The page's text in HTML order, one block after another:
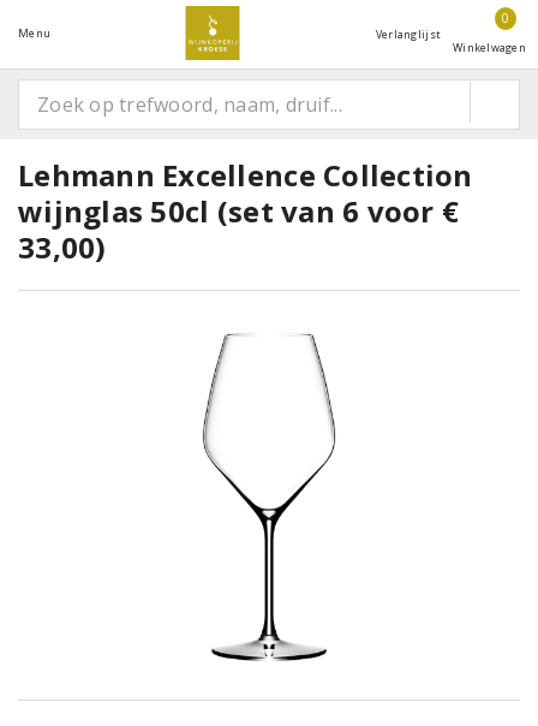
Menu Verlanglijst
0
Winkelwagen
Lehmann Excellence Collection
wijnglas 50cl (set van 6 voor €
33,00)